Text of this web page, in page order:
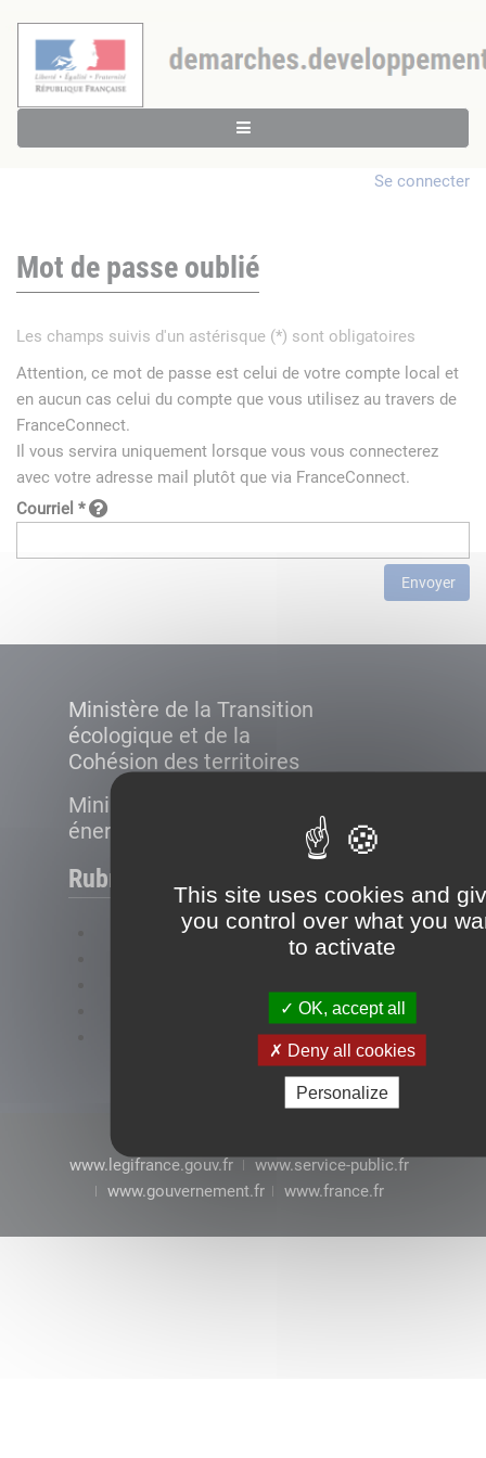
This site uses cookies and
you control over what you
to activate
OK, accept all
Deny all cookies
Personalize
Se connecter
Mot de passe oublié
Les champs suivis d'un astérisque (*) sont obligatoires
Attention, ce mot de passe est celui de votre compte local et
en aucun cas celui du compte que vous utilisez au travers de
FranceConnect.
Il vous servira uniquement lorsque vous vous connecterez
avec votre adresse mail plutôt que via FranceConnect.
Courriel *
Envoyer
Ministère de la Transition
écologique et de la
Cohésion des territoires
Ministère de la Transition
énergétique
Rubriques
www.legifrance.gouv.fr
www.service-public.fr
www.gouvernement.fr
www.france.fr